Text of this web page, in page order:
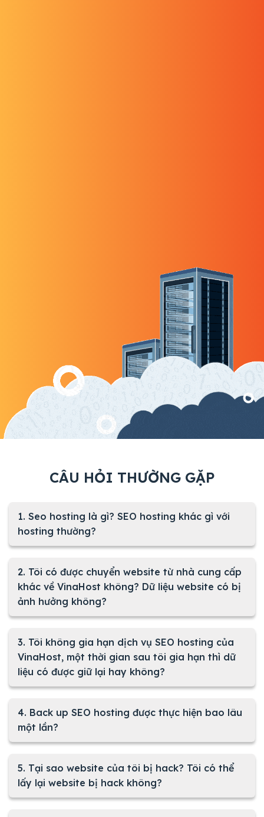
CÂU HỎI THƯỜNG GẶP
1. Seo hosting là gì? SEO hosting khác gì với
hosting thường?
2. Tôi có được chuyển website từ nhà cung cấp
khác về VinaHost không? Dữ liệu website có bị
ảnh hưởng không?
3. Tôi không gia hạn dịch vụ SEO hosting của
VinaHost, một thời gian sau tôi gia hạn thì dữ
liệu có được giữ lại hay không?
4. Back up SEO hosting được thực hiện bao lâu
một lần?
5. Tại sao website của tôi bị hack? Tôi có thể
lấy lại website bị hack không?